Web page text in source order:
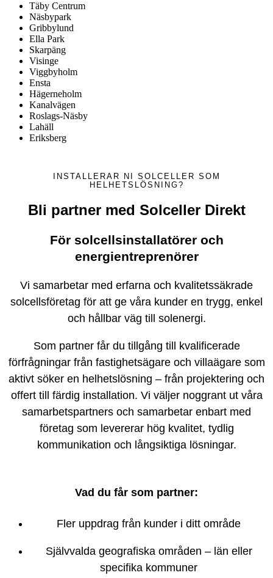
Täby Centrum
Näsbypark
Gribbylund
Ella Park
Skarpäng
Visinge
Viggbyholm
Ensta
Hägerneholm
Kanalvägen
Roslags-Näsby
Lahäll
Eriksberg
INSTALLERAR NI SOLCELLER SOM
HELHETSLÖSNING?
Bli partner med Solceller Direkt
För solcellsinstallatörer och
energientreprenörer
Vi samarbetar med erfarna och kvalitetssäkrade
solcellsföretag för att ge våra kunder en trygg, enkel
och hållbar väg till solenergi.
Som partner får du tillgång till kvalificerade
förfrågningar från fastighetsägare och villaägare som
aktivt söker en helhetslösning – från projektering och
offert till färdig installation. Vi väljer noggrant ut våra
samarbetspartners och samarbetar enbart med
företag som levererar hög kvalitet, tydlig
kommunikation och långsiktiga lösningar.
Vad du får som partner:
Fler uppdrag från kunder i ditt område
Självvalda geografiska områden – län eller
specifika kommuner